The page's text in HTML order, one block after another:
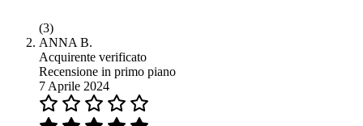
(3)
ANNA B.
Acquirente verificato
Recensione in primo piano
7 Aprile 2024